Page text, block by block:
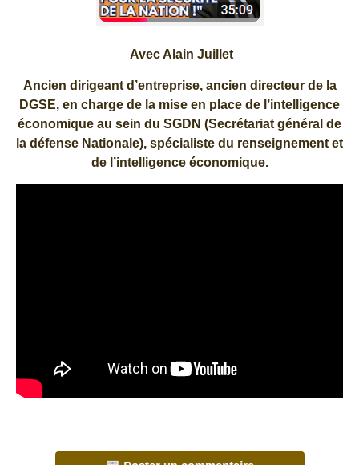
Avec Alain Juillet
Ancien dirigeant d’entreprise, ancien directeur de la
DGSE, en charge de la mise en place de l’intelligence
économique au sein du SGDN (Secrétariat général de
la défense Nationale), spécialiste du renseignement et
de l’intelligence économique.